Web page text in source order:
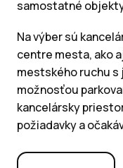
samostatné
Na výber sú
centre mesta, ako
mestského ruchu
možnosťou
kancelársky
požiadavky a